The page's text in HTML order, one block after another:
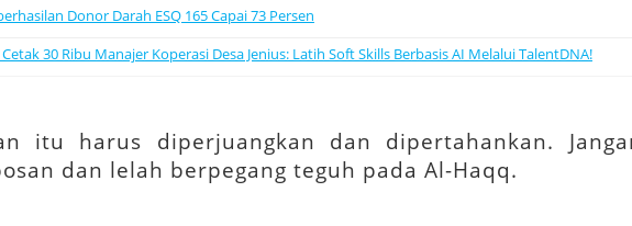
Donor Darah ESQ 165 Capai 73 Persen
30 Ribu Manajer Koperasi Desa Jenius: Latih Soft Skills Berbasis AI Melalui TalentDNA!
itu harus diperjuangkan dan dipertahankan.
dan lelah berpegang teguh pada Al­-Haqq.